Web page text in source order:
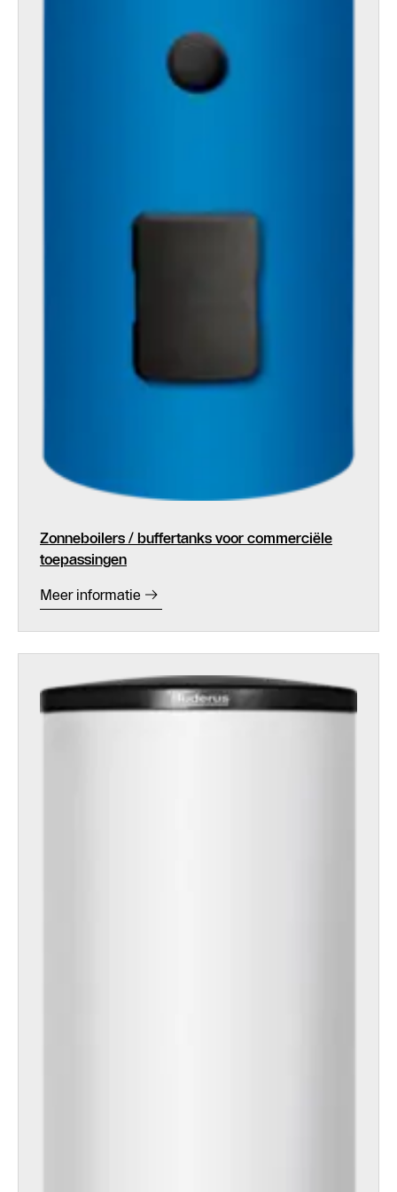
Zonneboilers / buffertanks voor commerciële
toepassingen
Meer informatie